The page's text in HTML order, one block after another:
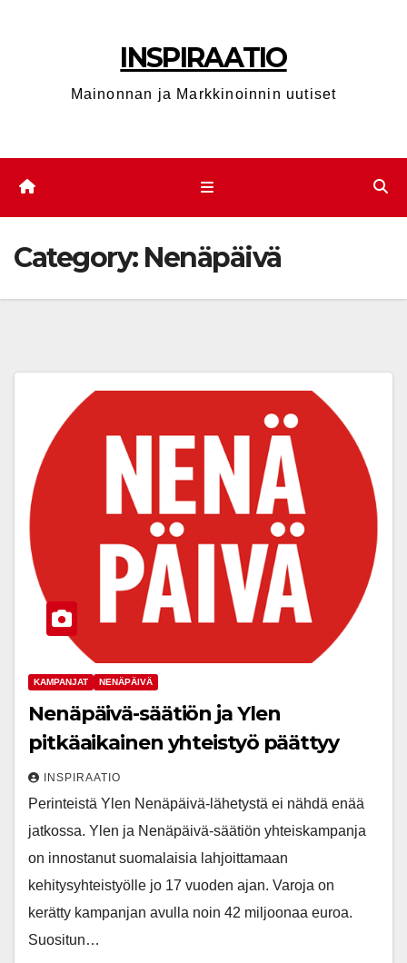
INSPIRAATIO
Mainonnan ja Markkinoinnin uutiset
Category: Nenäpäivä
KAMPANJAT NENÄPÄIVÄ
Nenäpäivä-säätiön ja Ylen
pitkäaikainen yhteistyö päättyy
INSPIRAATIO
Perinteistä Ylen Nenäpäivä-lähetystä ei nähdä enää
jatkossa. Ylen ja Nenäpäivä-säätiön yhteiskampanja
on innostanut suomalaisia lahjoittamaan
kehitysyhteistyölle jo 17 vuoden ajan. Varoja on
kerätty kampanjan avulla noin 42 miljoonaa euroa.
Suositun…